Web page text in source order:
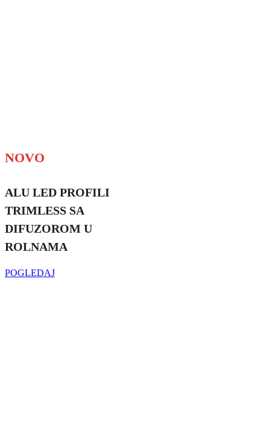
NOVO
ALU LED PROFILI
TRIMLESS SA
DIFUZOROM U
ROLNAMA
POGLEDAJ